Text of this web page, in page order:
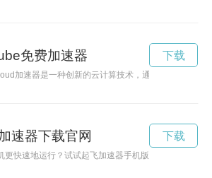
免费加速器
加速器是一种创新的云计算技术，通过优化加速数
下载
速器下载官网
更快速地运行？试试起飞加速器手机版吧！这款应用
下载